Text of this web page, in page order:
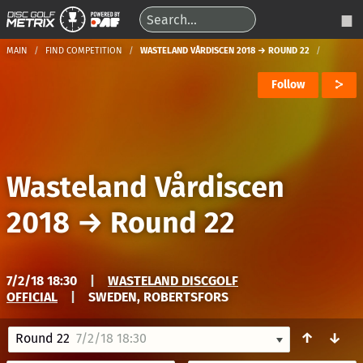
MAIN FIND COMPETITION WASTELAND VÅRDISCEN 2018 → ROUND 22
Follow
Wasteland Vårdiscen
2018 → Round 22
7/2/18 18:30
WASTELAND DISCGOLF
OFFICIAL
SWEDEN, ROBERTSFORS
Round 22 7/2/18 18:30 ↑ ↓